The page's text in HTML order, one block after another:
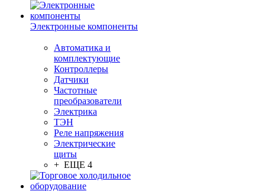
Электронные компоненты
Автоматика и
комплектующие
Контроллеры
Датчики
Частотные
преобразователи
Электрика
ТЭН
Реле напряжения
Электрические
щиты
+ ЕЩЕ 4